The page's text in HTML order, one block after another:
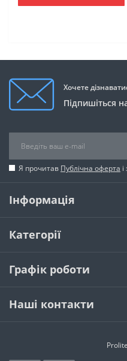
Хочете
Підпишіться
Я прочитав Публічна оферта
Інформація
Категорії
Графік роботи
Наші контакти